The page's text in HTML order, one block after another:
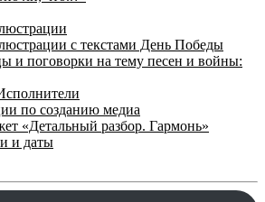
с текстами День Победы
и поговорки на тему песен и войны:
по созданию медиа
«Детальный разбор. Гармонь»
и даты